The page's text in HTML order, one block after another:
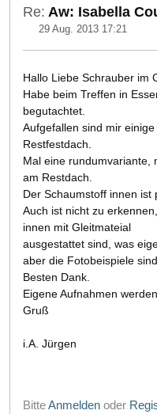
Re: Aw: Isabella
29 Aug. 2013 17:21
Hallo Liebe Schrauber im
Habe beim Treffen in
begutachtet.
Aufgefallen sind mir
Restfestdach.
Mal eine rundumvariante,
am Restdach.
Der Schaumstoff innen ist
Auch ist nicht zu
innen mit Gleitmateial
ausgestattet sind, was
aber die Fotobeispiele
Besten Dank.
Eigene Aufnahmen
Gruß
i.A. Jürgen
BitteAnmelden oder